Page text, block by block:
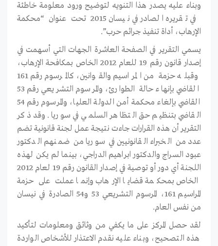
وبناء عليه يصدر هذا التنويه لتوضيح ورود معلومة خاطئة
في تقريره الصادر في نيسان 2015 تحت عنوان “محكمة
الإرهاب، أداة تنفيذ جرائم حرب”.
يسمي التقرير في الصفحة العاشرة الجهات التي أسهمت في
إصدار قانون رقم 19 للعام 2012 الخاص بمكافحة الإرهاب،
وقبله حزمة من المراسيم والقوانين، كالمرسوم رقم 161
القاضي بإنهاء حالة الطوارئ، والمرسوم التشريعي رقم 53
القاضي بإلغاء محكمة أمن الدولة العليا، والمرسوم رقم 54
القاضي بتنظيم حق التظاهر السلمي في سوريا. وقد ذكر
التقرير أن هذه القرارات جاءت نتيجة عمل لجنة قانونية تضم
عدد من الخبراء القانونيين في سوريا من ضمنهم الدكتور
عبود السراج والدكتور ابراهيم الدراجي، بينما لم يكن لهذه
اللجنة أي دور أو توصية في إصدار القانون رقم 19 لعام 2012
الخاص بمحكمة قضايا الإرهاب وإنما عملت على حزمة
المراسيم 161، المرسوم التشريعي 53 و54 الصادرة في نيسان
من نفس العام.
لقد حصل المركز على ما يكفي من وثائق ومعلومات لتأكيد
هذه التصحيح، وبناء عليه نقدم الاعتذار للأشخاص الواردة